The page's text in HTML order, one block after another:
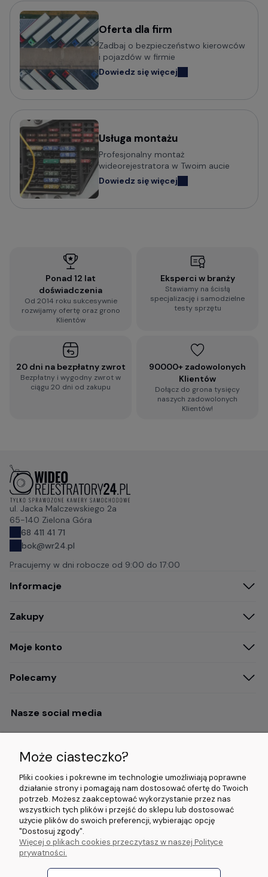
Oferta dla firm
Zadbaj o bezpieczeństwo kierowców
i pojazdów w firmie
Dowiedz się więcej
Usługa montażu
Profesjonalny montaż
wideorejestratora w Twoim aucie
Dowiedz się więcej
Ponad 12 lat
doświadczenia
Od 2014 roku sukcesywnie
rozwijamy ofertę oraz grono
Klientów
Eksperci w branży
Stawiamy na ścisłą
specjalizację i samodzielne
testy sprzętu
20 dni na bezpłatny zwrot
Bezpłatny i wygodny zwrot w
ciągu 20 dni od zakupu
90000+ zadowolonych
Klientów
Dołącz do grona tysięcy
naszych zadowolonych
Klientów!
ul. Jacka Malczewskiego 2a
65-140 Zielona Góra
68 411 41 71
bok@wr24.pl
Pracujemy w dni robocze od 9:00 do 17:00
Informacje
Zakupy
Moje konto
Polecamy
Nasze social media
Opinie i wyróżnienia
5.0/5.0 (5000+
opinii)
5.0/5.0 (5000+
opinii)
4.9/5.0 (120+
opinii)
© 2026 www.wideorejestratory24.pl. Wszelkie prawa zastrzeżone.
Sklep własności firmy ZOYA LAB Arkadiusz Dawid Lorenz
ul. Jacka Malczewskiego 2A, 65-140 Zielona Góra NIP: 9730587206 REGON:
Może ciasteczko?
Pliki cookies i pokrewne im technologie umożliwiają poprawne
działanie strony i pomagają nam dostosować ofertę do Twoich
potrzeb. Możesz zaakceptować wykorzystanie przez nas
wszystkich tych plików i przejść do sklepu lub dostosować
użycie plików do swoich preferencji, wybierając opcję
"Dostosuj zgody".
Więcej o plikach cookies przeczytasz w naszej Polityce
prywatności.